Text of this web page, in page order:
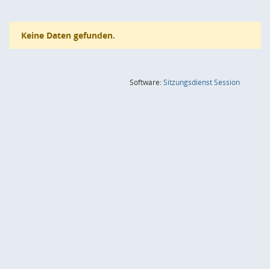
Keine Daten gefunden.
Software:SitzungsdienstSession(Wird in